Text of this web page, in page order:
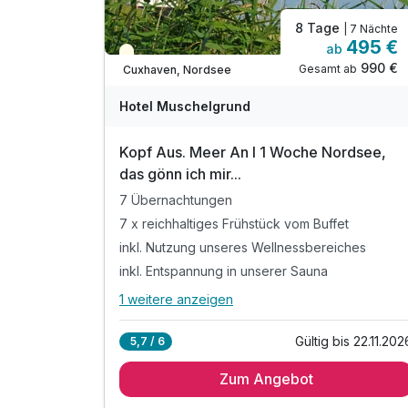
Teilweise ausgelastet
Cuxhaven, Nordsee
8 Tage | 7 Nächte
ab 495 €
Gesamt ab 990 €
Hotel Muschelgrund
Kopf Aus. Meer An I 1 Woche Nordsee,
das gönn ich mir...
7 Übernachtungen
7 x reichhaltiges Frühstück vom Buffet
inkl. Nutzung unseres Wellnessbereiches
inkl. Entspannung in unserer Sauna
Alle Inklusivleistungen
7 x reichhaltiges Frühstück vom Buffet
1 weitere anzeigen
5,7 / 6 Gültig bis
Zum Angebot